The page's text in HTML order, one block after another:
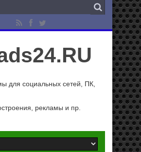
для социальных сетей, ПК,
рекламы и пр.